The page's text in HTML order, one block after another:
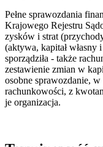
Pełne sprawozdania
Krajowego Rejestru
zysków i strat
(aktywa, kapitał własny
sporządziła - także
zestawienie zmian w
osobne sprawozdanie,
rachunkowości, z
je organizacja.